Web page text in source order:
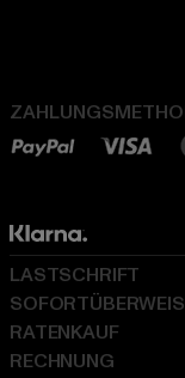
LASTSCHRIFT
RATENKAUF
RECHNUNG